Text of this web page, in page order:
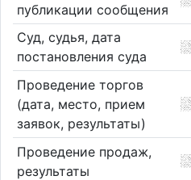
публикации сообщения
Суд, судья, дата
постановления суда
Проведение торгов
(дата, место, прием
заявок, результаты)
Проведение продаж,
результаты